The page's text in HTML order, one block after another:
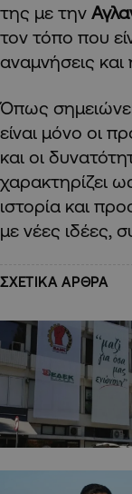
της με την
τον τόπο που
αναμνήσεις
Όπως
είναι μόνο οι
και οι
χαρακτηρίζει
ιστορία και
με νέες ιδέες,
ΣΧΕΤΙΚΑ ΑΡΘΡΑ